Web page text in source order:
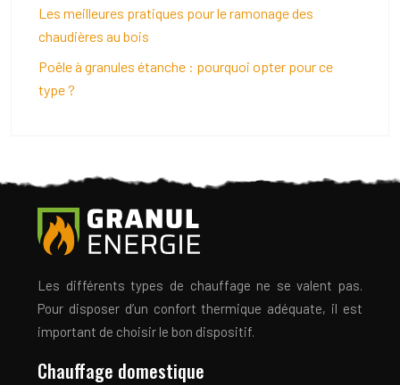
Les meilleures pratiques pour le ramonage des
chaudières au bois
Poêle à granules étanche : pourquoi opter pour ce
type ?
Les différents types de chauffage ne se valent pas.
Pour disposer d’un confort thermique adéquate, il est
important de choisir le bon dispositif.
Chauffage domestique